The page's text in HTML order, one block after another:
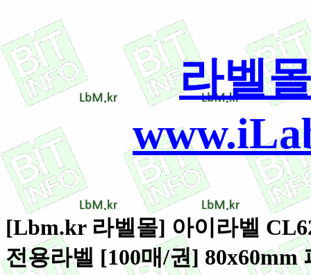
라벨
[Lbm.kr 라벨몰] 아이라벨
전용라벨 [100매/권] 80x60mm